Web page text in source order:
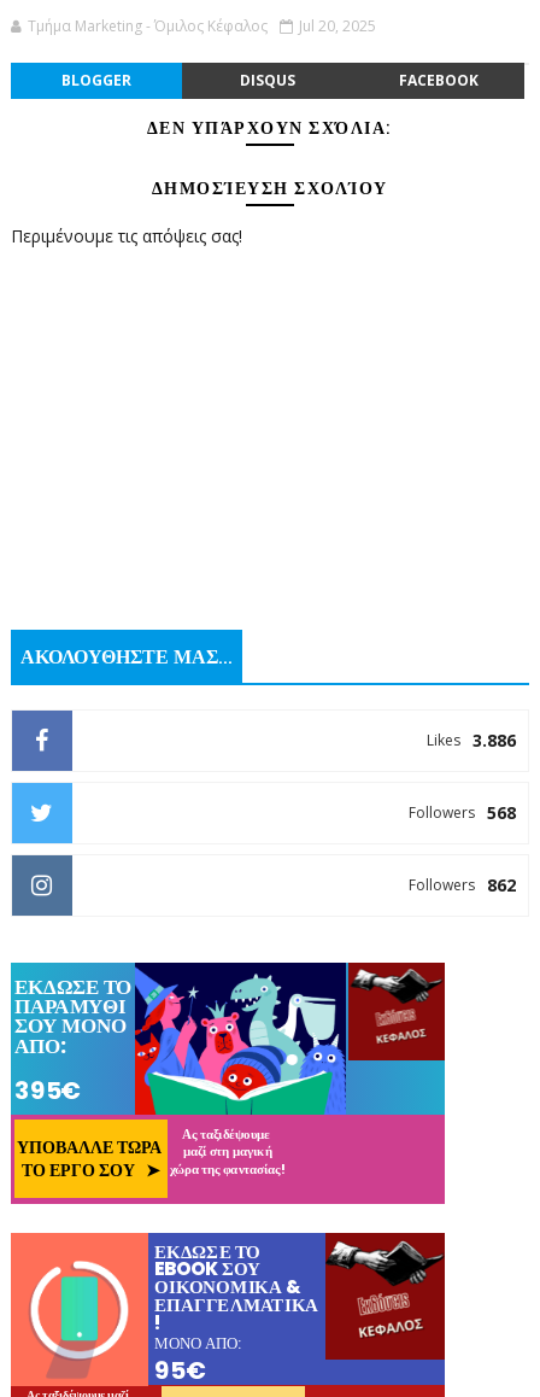
Τμήμα Marketing - Όμιλος Κέφαλος Jul 20, 2025
BLOGGER DISQUS FACEBOOK
ΔΕΝ ΥΠΆΡΧΟΥΝ ΣΧΌΛΙΑ:
ΔΗΜΟΣΊΕΥΣΗ ΣΧΟΛΊΟΥ
Περιμένουμε τις απόψεις σας!
ΑΚΟΛΟΥΘΗΣΤΕ ΜΑΣ...
3.886
Likes
568
Followers
862
Followers